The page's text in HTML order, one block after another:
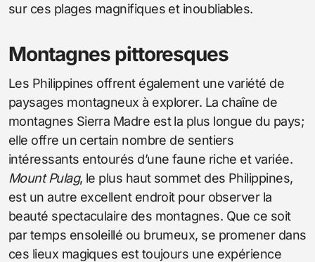
sur ces plages magnifiques et inoubliables.
Montagnes pittoresques
Les Philippines offrent également une variété de
paysages montagneux à explorer. La chaîne de
montagnes Sierra Madre est la plus longue du pays;
elle offre un certain nombre de sentiers
intéressants entourés d’une faune riche et variée.
Mount Pulag, le plus haut sommet des Philippines,
est un autre excellent endroit pour observer la
beauté spectaculaire des montagnes. Que ce soit
par temps ensoleillé ou brumeux, se promener dans
ces lieux magiques est toujours une expérience